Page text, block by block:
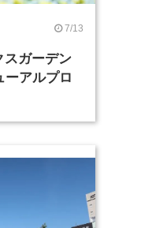
7/13
スガーデン
ーアルプロ